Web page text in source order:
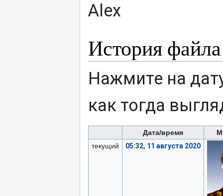
Alex
История файла
Нажмите на
как тогда
Дата/время
текущий
05:32, 11 августа 2020